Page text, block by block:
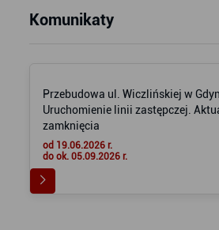
Komunikaty
Przebudowa ul. Wiczlińskiej w
Uruchomienie linii zastępczej.
zamknięcia
od 19.06.2026 r.
do ok. 05.09.2026 r.